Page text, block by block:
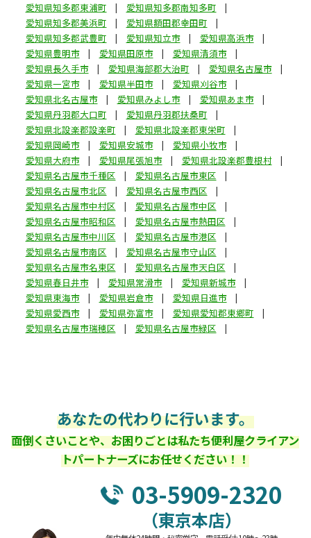
愛知県知多郡東浦町
愛知県知多郡南知多町
愛知県知多郡美浜町
愛知県額田郡幸田町
愛知県知多郡武豊町
愛知県知立市
愛知県高浜市
愛知県豊明市
愛知県田原市
愛知県清須市
愛知県長久手市
愛知県海部郡大治町
愛知県名古屋市
愛知県一宮市
愛知県半田市
愛知県刈谷市
愛知県北名古屋市
愛知県みよし市
愛知県あま市
愛知県丹羽郡大口町
愛知県丹羽郡扶桑町
愛知県北設楽郡設楽町
愛知県北設楽郡東栄町
愛知県岡崎市
愛知県安城市
愛知県小牧市
愛知県大府市
愛知県尾張旭市
愛知県北設楽郡豊根村
愛知県名古屋市千種区
愛知県名古屋市東区
愛知県名古屋市北区
愛知県名古屋市西区
愛知県名古屋市中村区
愛知県名古屋市中区
愛知県名古屋市昭和区
愛知県名古屋市熱田区
愛知県名古屋市中川区
愛知県名古屋市港区
愛知県名古屋市南区
愛知県名古屋市守山区
愛知県名古屋市名東区
愛知県名古屋市天白区
愛知県春日井市
愛知県常滑市
愛知県新城市
愛知県東海市
愛知県岩倉市
愛知県日進市
愛知県愛西市
愛知県弥富市
愛知県愛知郡東郷町
愛知県名古屋市瑞穂区
愛知県名古屋市緑区
あなたの代わりに行います。
面倒くさいことや、お困りごとは私たち便利屋クライアン
トパートナーズにお任せください！！
03-5909-2320
（東京本店）